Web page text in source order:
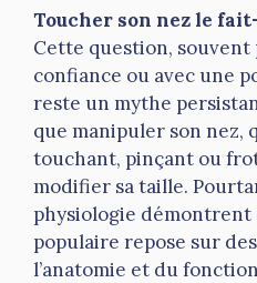
Toucher son nez le
Cette question, souvent
confiance ou avec une
reste un mythe
que manipuler son nez,
touchant, pinçant ou
modifier sa taille.
physiologie démontrent
populaire repose sur
l’anatomie et du